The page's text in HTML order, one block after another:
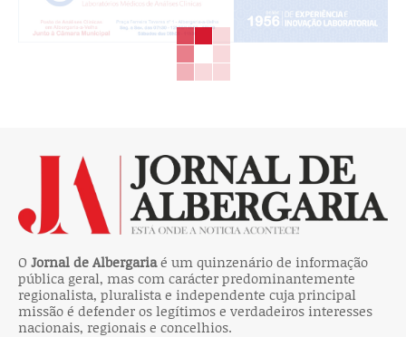
O Jornal de Albergariaé um quinzenário de informação
pública geral, mas com carácter predominantemente
regionalista, pluralista e independente cuja principal
missão é defender os legítimos e verdadeiros interesses
nacionais, regionais e concelhios.